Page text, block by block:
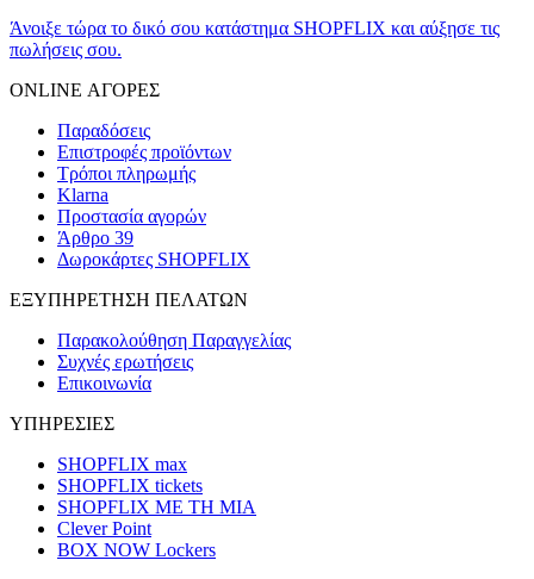
Άνοιξε τώρα το δικό σου κατάστημα SHOPFLIX και αύξησε τις
πωλήσεις σου.
ONLINE ΑΓΟΡΕΣ
Παραδόσεις
Επιστροφές προϊόντων
Τρόποι πληρωμής
Klarna
Προστασία αγορών
Άρθρο 39
Δωροκάρτες SHOPFLIX
ΕΞΥΠΗΡΕΤΗΣΗ ΠΕΛΑΤΩΝ
Παρακολούθηση Παραγγελίας
Συχνές ερωτήσεις
Επικοινωνία
ΥΠΗΡΕΣΙΕΣ
SHOPFLIX max
SHOPFLIX tickets
SHOPFLIX ΜΕ ΤΗ ΜΙΑ
Clever Point
BOX NOW Lockers